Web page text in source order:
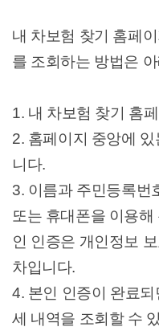
내 차보험 찾기 홈페
를 조회하는 방법은
1. 내 차보험 찾기 홈
2. 홈페이지 중앙에
니다.
3. 이름과 주민등록번
또는 휴대폰을 이용
인 인증은 개인정보
차입니다.
4. 본인 인증이 완료
세 내역을 조회할 수